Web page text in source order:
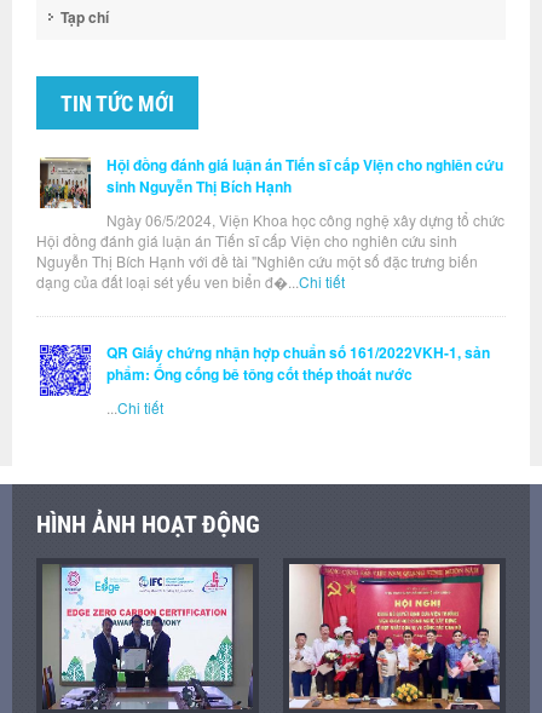
Tạp chí
TIN TỨC MỚI
Hội đồng đánh giá luận án Tiến sĩ cấp Viện cho nghiên cứu
sinh Nguyễn Thị Bích Hạnh
Ngày 06/5/2024, Viện Khoa học công nghệ xây dựng tổ chức
Hội đồng đánh giá luận án Tiến sĩ cấp Viện cho nghiên cứu sinh
Nguyễn Thị Bích Hạnh với đề tài "Nghiên cứu một số đặc trưng biến
dạng của đất loại sét yếu ven biển đ�... Chi tiết
QR Giấy chứng nhận hợp chuẩn số 161/2022VKH-1, sản
phẩm: Ống cống bê tông cốt thép thoát nước
Chi tiết
HÌNH ẢNH HOẠT ĐỘNG